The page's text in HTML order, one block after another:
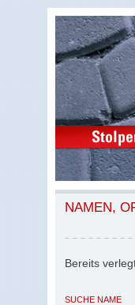
NAMEN,
Bereits
SUCHE NAME